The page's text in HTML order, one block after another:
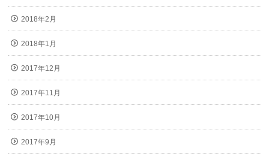
2018年2月
2018年1月
2017年12月
2017年11月
2017年10月
2017年9月